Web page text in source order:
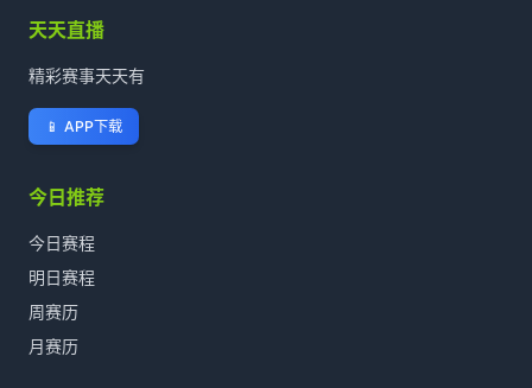
天天直播
精彩赛事天天有
📱 APP下载
今日推荐
今日赛程
明日赛程
周赛历
月赛历